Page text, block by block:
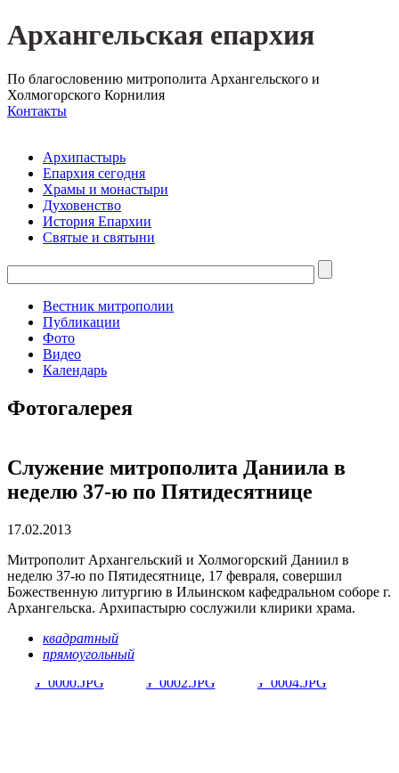
Архангельская епархия
По благословению митрополита Архангельского и
Холмогорского Корнилия
Контакты
Архипастырь
Епархия сегодня
Храмы и монастыри
Духовенство
История Епархии
Святые и святыни
Вестник митрополии
Публикации
Фото
Видео
Календарь
Фотогалерея
Служение митрополита Даниила в
неделю 37-ю по Пятидесятнице
17.02.2013
Митрополит Архангельский и Холмогорский Даниил в
неделю 37-ю по Пятидесятнице, 17 февраля, совершил
Божественную литургию в Ильинском кафедральном соборе г.
Архангельска. Архипастырю сослужили клирики храма.
квадратный
прямоугольный